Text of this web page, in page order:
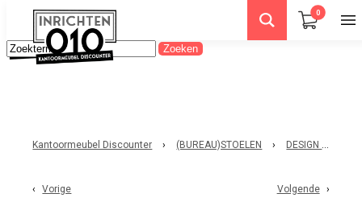
0
Kantoormeubel Discounter › (BUREAU)STOELEN › DESIGN STOELEN
Vorige Volgende